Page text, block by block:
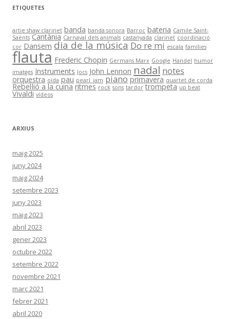
ETIQUETES
artie shaw clarinet banda banda sonora Barroc bateria Camile Saint-
Saënts Cantània Carnaval dels animals castanyada clarinet coordinació
cor Dansem dia de la música Do re mi escala famílies
flauta Frederic Chopin Germans Marx Google Handel humor
imatges Instruments Jocs John Lennon nadal notes
orquestra oïda pau pearl_jam piano primavera quartet de corda
Rebel·lió a la cuina ritmes rock sons tardor trompeta up beat
Vivaldi vídeos
ARXIUS
maig 2025
juny 2024
maig 2024
setembre 2023
juny 2023
maig 2023
abril 2023
gener 2023
octubre 2022
setembre 2022
novembre 2021
març 2021
febrer 2021
abril 2020